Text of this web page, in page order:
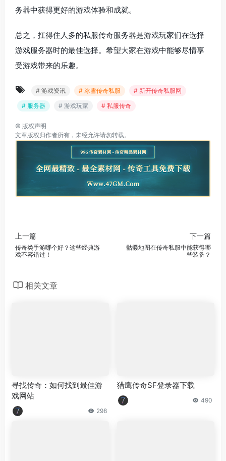
务器中获得更好的游戏体验和成就。
总之，扛得住人多的私服传奇服务器是游戏玩家们在选择
游戏服务器时的最佳选择。希望大家在游戏中能够尽情享
受游戏带来的乐趣。
# 游戏资讯 # 冰雪传奇私服
# 新开传奇私服网
# 服务器
# 游戏玩家 # 私服传奇
© 版权声明
文章版权归作者所有，未经允许请勿转载。
上一篇
传奇类手游哪个好？这些经典游
戏不容错过！
下一篇
骷髅地图在传奇私服中能获得哪
些装备？
相关文章
寻找传奇：如何找到最佳游
戏网站
298
猎鹰传奇SF登录器下载
490